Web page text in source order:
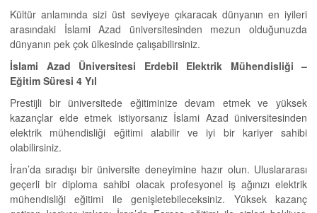
Kültür anlamında sizi üst seviyeye çıkaracak dünyanın en iyileri
arasındaki İslami Azad üniversitesinden mezun olduğunuzda
dünyanın pek çok ülkesinde çalışabilirsiniz.
İslami Azad Üniversitesi Erdebil Elektrik Mühendisliği –
Eğitim Süresi 4 Yıl
Prestijli bir üniversitede eğitiminize devam etmek ve yüksek
kazançlar elde etmek istiyorsanız İslami Azad üniversitesinden
elektrik mühendisliği eğitimi alabilir ve iyi bir kariyer sahibi
olabilirsiniz.
İran’da sıradışı bir üniversite deneyimine hazır olun. Uluslararası
geçerli bir diploma sahibi olacak profesyonel iş ağınızı elektrik
mühendisliği eğitimi ile genişletebileceksiniz. Yüksek kazanç